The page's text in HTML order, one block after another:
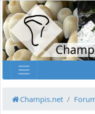
Champis.net